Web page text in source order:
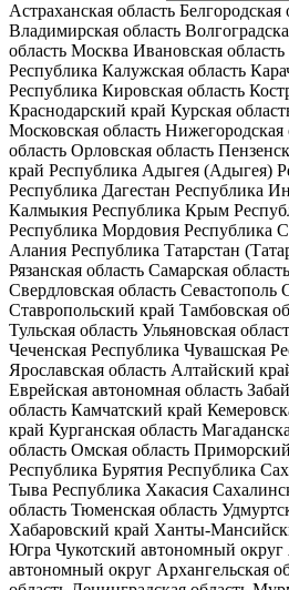
Астраханская область Белгородская
Владимирская область
область Москва Ивановская область
Республика Калужская область
Республика Кировская область
Краснодарский край Курская
Московская область Нижегородская
область Орловская область
край Республика Адыгея (Адыгея)
Республика Дагестан Республика
Калмыкия Республика Крым
Республика Мордовия Республика
Алания Республика Татарстан
Рязанская область Самарская область
Свердловская область Севастополь
Ставропольский край Тамбовская
Тульская область Ульяновская
Чеченская Республика Чувашская
Ярославская область Алтайский
Еврейская автономная область
область Камчатский край
край Курганская область
область Омская область
Республика Бурятия Республика
Тыва Республика Хакасия
область Тюменская область
Хабаровский край Ханты-
Югра Чукотский автономный округ
автономный округ Архангельская